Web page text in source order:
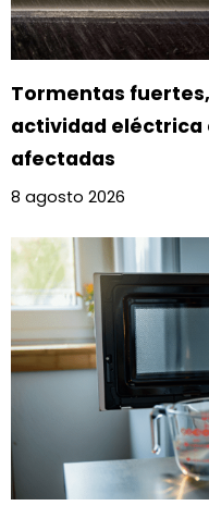
Tormentas
actividad eléctrica
afectadas
8 agosto 2026